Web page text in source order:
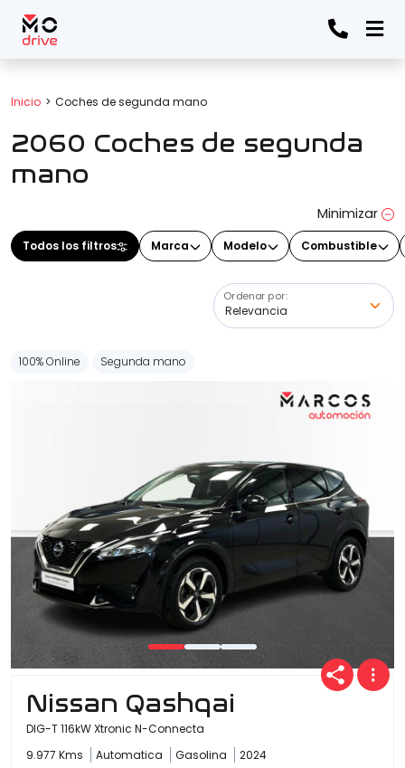
Inicio Coches de segunda mano
2060 Coches de segunda
mano
Minimizar
Todos los filtros Marca Modelo Combustible
Ordenar por:
Todos los filtros
Marca
Modelo
(Elige uno o varios modelos)
Cuota
Año
Kilómetros
100% Online Segunda mano
Nissan Qashqai
DIG-T 116kW Xtronic N-Connecta
9.977 Kms
Automatica Gasolina 2024